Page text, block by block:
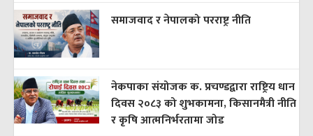
समाजवाद र नेपालको परराष्ट्र नीति
नेकपाका संयोजक क. प्रचण्डद्वारा राष्ट्रिय धान
दिवस २०८३ को शुभकामना, किसानमैत्री नीति
र कृषि आत्मनिर्भरतामा जोड